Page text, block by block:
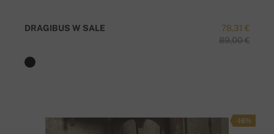
78,31 €
89,00 €
DRAGIBUS W SALE
-16%